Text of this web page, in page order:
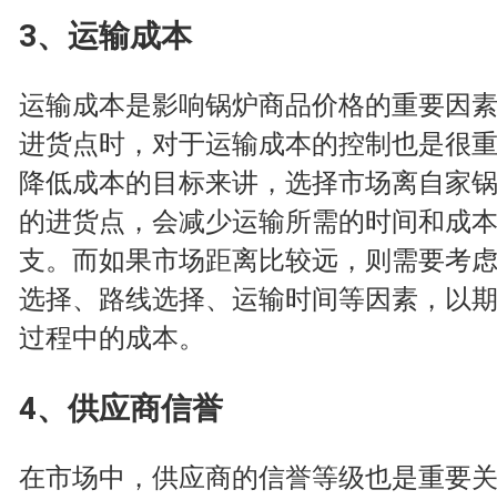
3、运输成本
运输成本是影响锅炉商品价格的重要因
进货点时，对于运输成本的控制也是很
降低成本的目标来讲，选择市场离自家
的进货点，会减少运输所需的时间和成
支。而如果市场距离比较远，则需要考
选择、路线选择、运输时间等因素，以
过程中的成本。
4、供应商信誉
在市场中，供应商的信誉等级也是重要